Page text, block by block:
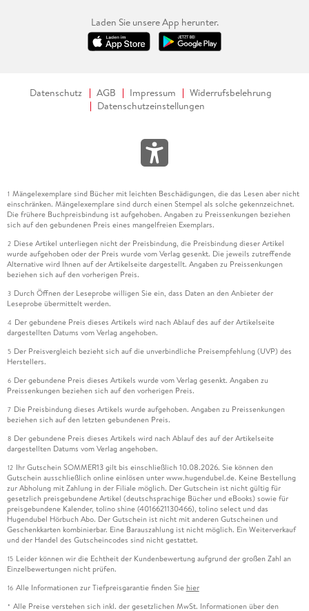
Laden Sie unsere App herunter.
Datenschutz AGB Impressum
Widerrufsbelehrung
Datenschutzeinstellungen
1 Mängelexemplare sind Bücher mit leichten Beschädigungen, die das Lesen aber nicht
einschränken. Mängelexemplare sind durch einen Stempel als solche gekennzeichnet.
Die frühere Buchpreisbindung ist aufgehoben. Angaben zu Preissenkungen beziehen
sich auf den gebundenen Preis eines mangelfreien Exemplars.
2 Diese Artikel unterliegen nicht der Preisbindung, die Preisbindung dieser Artikel
wurde aufgehoben oder der Preis wurde vom Verlag gesenkt. Die jeweils zutreffende
Alternative wird Ihnen auf der Artikelseite dargestellt. Angaben zu Preissenkungen
beziehen sich auf den vorherigen Preis.
3 Durch Öffnen der Leseprobe willigen Sie ein, dass Daten an den Anbieter der
Leseprobe übermittelt werden.
4 Der gebundene Preis dieses Artikels wird nach Ablauf des auf der Artikelseite
dargestellten Datums vom Verlag angehoben.
5 Der Preisvergleich bezieht sich auf die unverbindliche Preisempfehlung (UVP) des
Herstellers.
6 Der gebundene Preis dieses Artikels wurde vom Verlag gesenkt. Angaben zu
Preissenkungen beziehen sich auf den vorherigen Preis.
7 Die Preisbindung dieses Artikels wurde aufgehoben. Angaben zu Preissenkungen
beziehen sich auf den letzten gebundenen Preis.
8 Der gebundene Preis dieses Artikels wird nach Ablauf des auf der Artikelseite
dargestellten Datums vom Verlag angehoben.
12 Ihr Gutschein SOMMER13 gilt bis einschließlich 10.08.2026. Sie können den
Gutschein ausschließlich online einlösen unter www.hugendubel.de. Keine Bestellung
zur Abholung mit Zahlung in der Filiale möglich. Der Gutschein ist nicht gültig für
gesetzlich preisgebundene Artikel (deutschsprachige Bücher und eBooks) sowie für
preisgebundene Kalender, tolino shine (4016621130466), tolino select und das
Hugendubel Hörbuch Abo. Der Gutschein ist nicht mit anderen Gutscheinen und
Geschenkkarten kombinierbar. Eine Barauszahlung ist nicht möglich. Ein Weiterverkauf
und der Handel des Gutscheincodes sind nicht gestattet.
15 Leider können wir die Echtheit der Kundenbewertung aufgrund der großen Zahl an
Einzelbewertungen nicht prüfen.
16 Alle Informationen zur Tiefpreisgarantie finden Sie hier
* Alle Preise verstehen sich inkl. der gesetzlichen MwSt. Informationen über den